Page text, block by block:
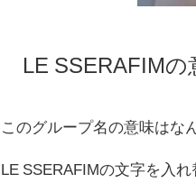
LE SSERAFIMの
このグループ名の意味はな
LE SSERAFIMの文字を入れ